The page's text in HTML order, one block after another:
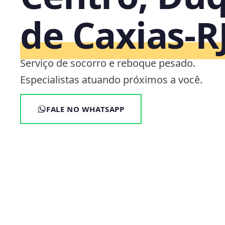
de
Serviço de socorro e reboque pesado.
Especialistas atuando próximos a você.
FALE NO WHATSAPP